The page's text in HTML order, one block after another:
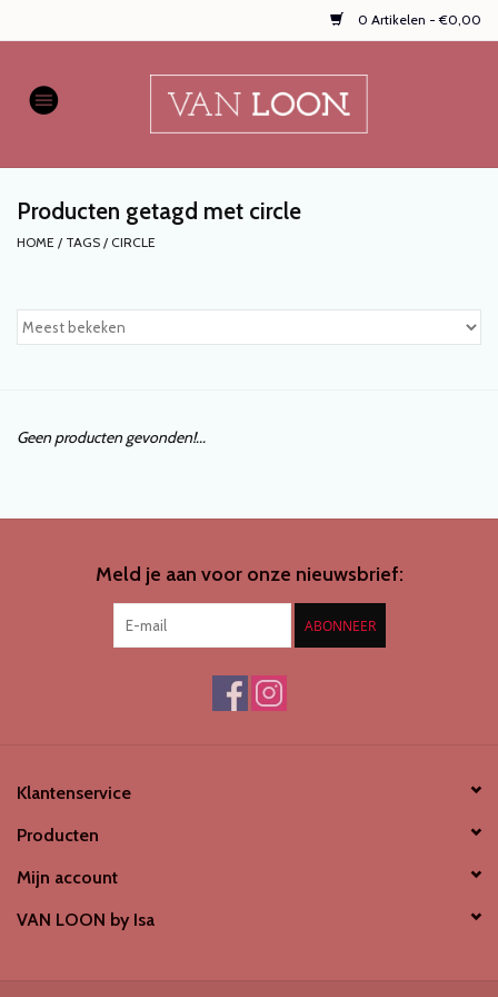
0 Artikelen - €0,00
Home
AUTOPARFUMS
WASPARFUMS
Producten getagd met circle
HOME / TAGS / CIRCLE
Geen producten gevonden!...
Meld je aan voor onze nieuwsbrief:
ABONNEER
Klantenservice
Producten
Mijn account
VAN LOON by Isa